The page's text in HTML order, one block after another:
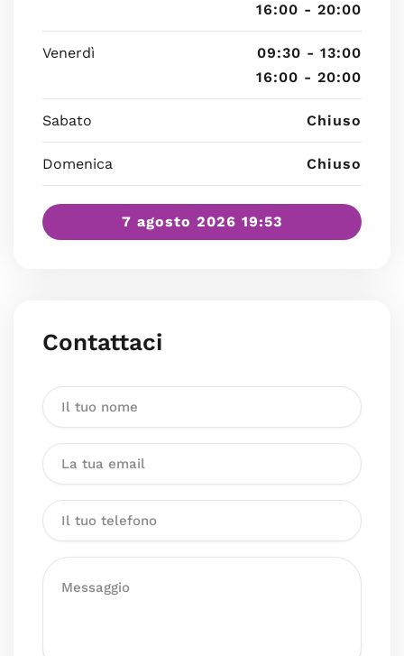
16:00 - 20:00
Venerdì
09:30 - 13:00
16:00 - 20:00
Sabato Chiuso
Domenica Chiuso
7 agosto 2026 19:53
Contattaci